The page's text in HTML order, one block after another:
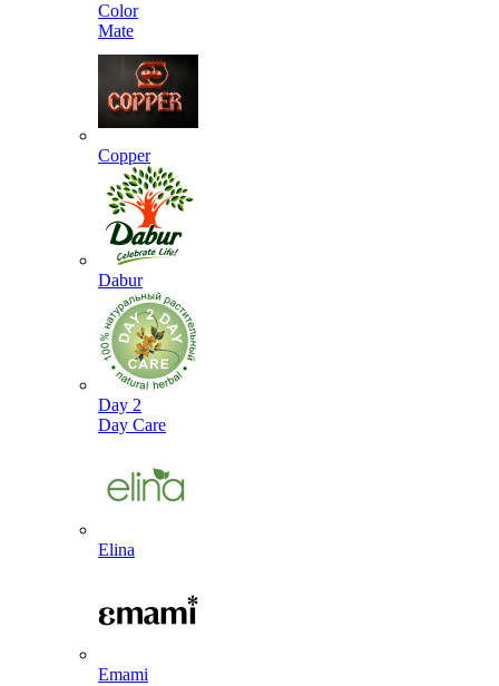
Color
Mate
Copper
Dabur
Day 2
Day Care
Elina
Emami